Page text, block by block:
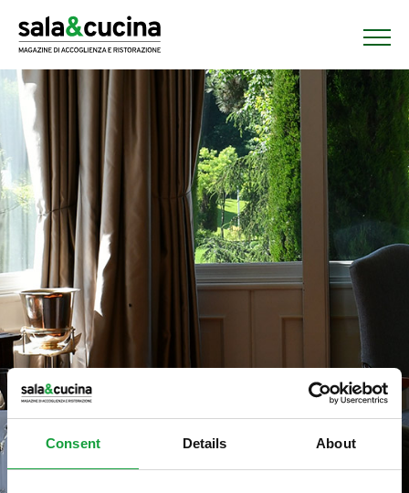
Consent Details About